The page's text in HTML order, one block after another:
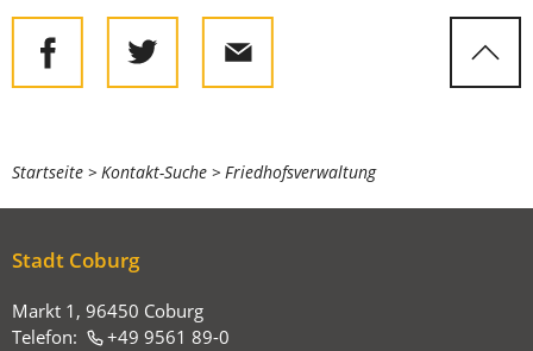
Sie
befinden
sich
Startseite Kontakt-Suche Friedhofsverwaltung
Stadt Coburg
Markt 1, 96450 Coburg
Telefon:
+49 9561 89-0